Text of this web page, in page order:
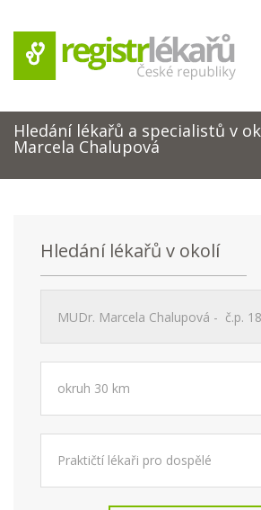
Hledání lékařů a specialistů v
Marcela Chalupová
Hledání lékařů v okolí